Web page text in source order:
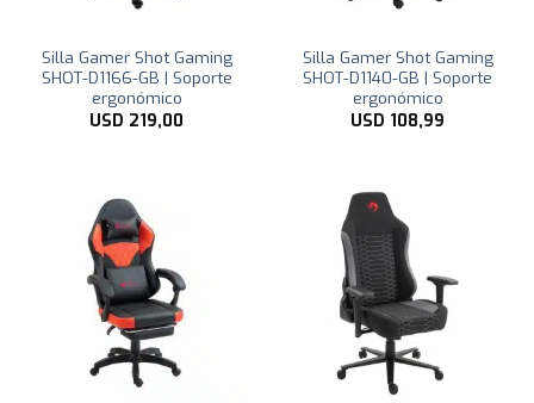
Silla Gamer Shot Gaming
SHOT-D1166-GB | Soporte
ergonómico
USD 219,00
Silla Gamer Shot Gaming
SHOT-D1140-GB | Soporte
ergonómico
USD 108,99